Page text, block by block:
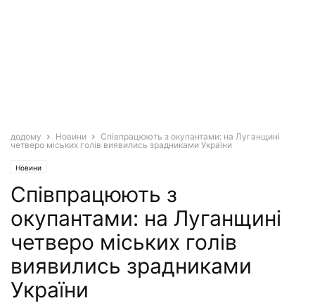
додому Новини
Співпрацюють з окупантами: на Луганщині
четверо міських голів виявились зрадниками України
Новини
Співпрацюють з
окупантами: на Луганщині
четверо міських голів
виявились зрадниками
України